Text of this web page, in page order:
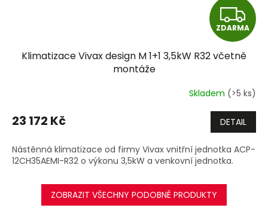
Z
D
A
R
M
A
ZDARMA
Klimatizace Vivax design M 1+1 3,5kW R32 včetně
montáže
Skladem (>5 ks)
23 172 Kč DETAIL
Nástěnná klimatizace od firmy Vivax vnitřní jednotka ACP-
12CH35AEMI-R32 o výkonu 3,5kW a venkovní jednotka.
ZOBRAZIT VŠECHNY PODOBNÉ PRODUKTY